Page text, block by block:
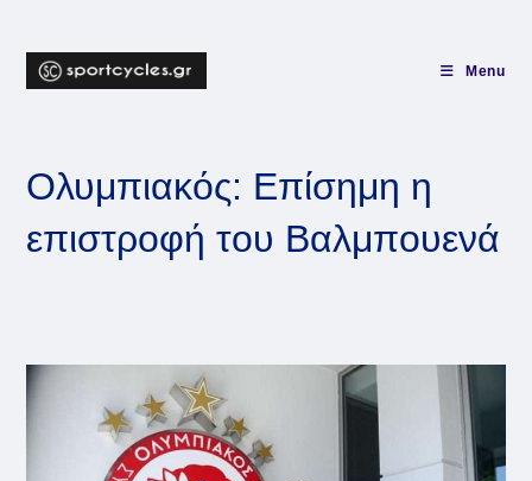
content
Menu
Ολυμπιακός: Επίσημη η
επιστροφή του Βαλμπουενά